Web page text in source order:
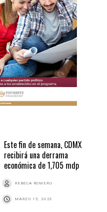
Este fin de semana, CDMX
recibirá una derrama
económica de 1,705 mdp
REBECA ROMERO
MARZO 15, 2023